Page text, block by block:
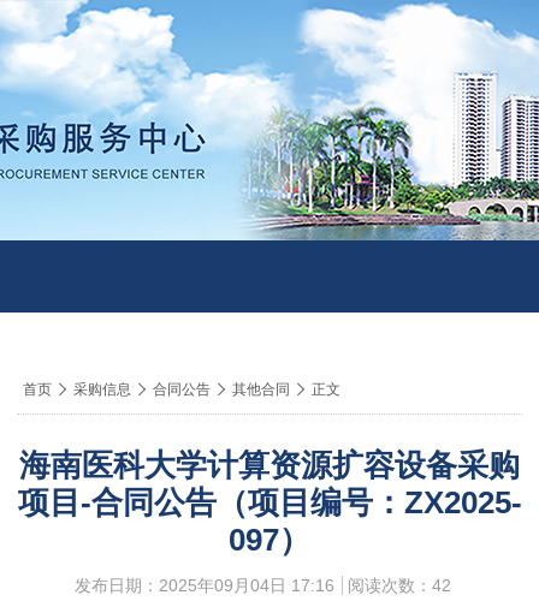
导
航
痕
迹
首页  采购信息  合同公告  其他合同  正文
海南医科大学计算资源扩容设备采购
项目-合同公告（项目编号：ZX2025-
097）
发布日期：2025年09月04日 17:16 阅读次数： 42